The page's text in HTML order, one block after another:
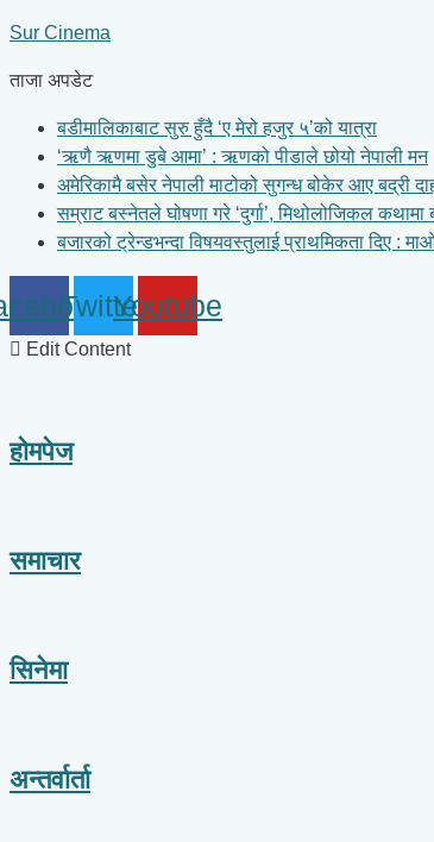
to
Sur Cinema
ताजा अपडेट
बडीमालिकाबाट सुरु हुँदै ‘ए मेरो हजुर ५’को यात्रा
‘ऋणै ऋणमा डुबे आमा’ : ऋणको पीडाले छोयो नेपाली मन
अमेरिकामै बसेर नेपाली माटोको सुगन्ध बोकेर आए बद्री
सम्राट बस्नेतले घोषणा गरे ‘दुर्गा’, मिथोलोजिकल कथामा
बजारको ट्रेन्डभन्दा विषयवस्तुलाई प्राथमिकता दिए :
TwitterYoutube
Edit Content
होमपेज
समाचार
सिनेमा
अन्तर्वार्ता